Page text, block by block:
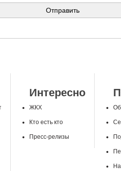
Интересно
ЖКХ
Кто есть кто
Пресс-релизы